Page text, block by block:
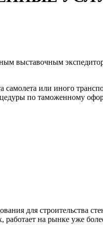
выставочным
или иного
по таможенному
для строительства
на рынке уже